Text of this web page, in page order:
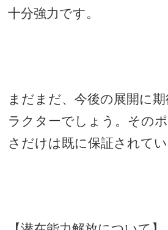
十分強力です。
まだまだ、今後の展開に
ラクターでしょう。その
さだけは既に保証されてい